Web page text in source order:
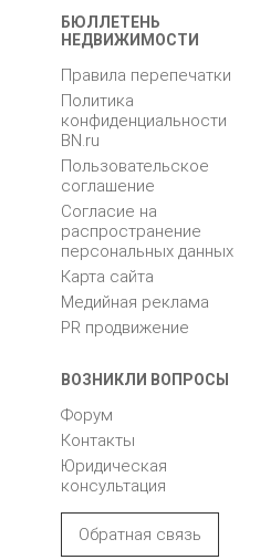
БЮЛЛЕТЕНЬ
НЕДВИЖИМОСТИ
Правила перепечатки
Политика
конфиденциальности
BN.ru
Пользовательское
соглашение
Согласие на
распространение
персональных данных
Карта сайта
Медийная реклама
PR продвижение
ВОЗНИКЛИ ВОПРОСЫ
Форум
Контакты
Юридическая
консультация
Обратная связь